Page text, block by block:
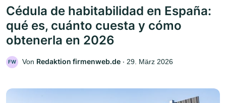
Cédula de habitabilidad en España:
qué es, cuánto cuesta y cómo
obtenerla en 2026
FW Von Redaktion firmenweb.de ‧ 29. März 2026